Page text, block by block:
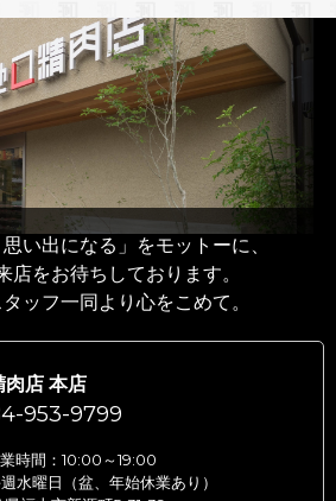
思い出になる」をモットーに、
店をお待ちしております。
ッフ一同より心をこめて。
肉店 本店
953-9799
時間：10:00～19:00
水曜日（盆、年始休業あり）